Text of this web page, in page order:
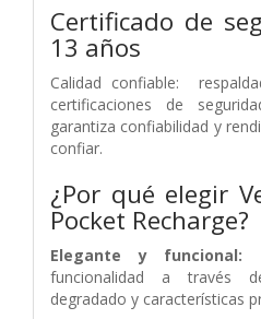
Certificado de
13 años
Calidad confiable:
certificaciones de
garantiza confiabilidad y
confiar.
¿Por qué elegir
Pocket Recharge?
Elegante y funcional:
funcionalidad a través
degradado y características